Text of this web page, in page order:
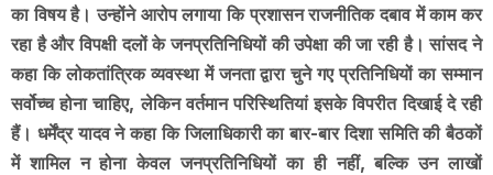
का विषय है। उन्होंने आरोप लगाया कि प्रशासन राजनीतिक दबाव में काम कर
रहा है और विपक्षी दलों के जनप्रतिनिधियों की उपेक्षा की जा रही है। सांसद ने
कहा कि लोकतांत्रिक व्यवस्था में जनता द्वारा चुने गए प्रतिनिधियों का सम्मान
सर्वोच्च होना चाहिए, लेकिन वर्तमान परिस्थितियां इसके विपरीत दिखाई दे रही
हैं। धर्मेंद्र यादव ने कहा कि जिलाधिकारी का बार-बार दिशा समिति की बैठकों
में शामिल न होना केवल जनप्रतिनिधियों का ही नहीं, बल्कि उन लाखों